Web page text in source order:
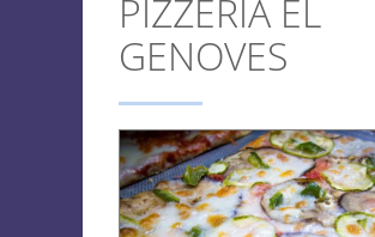
PIZZERIA EL
GENOVES
CONTACTO
Anterior/Siguiente página
This page can't load Google